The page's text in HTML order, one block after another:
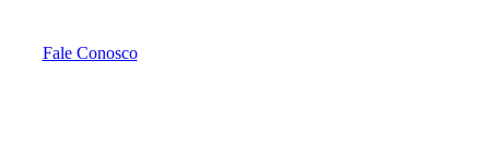
Fale Conosco